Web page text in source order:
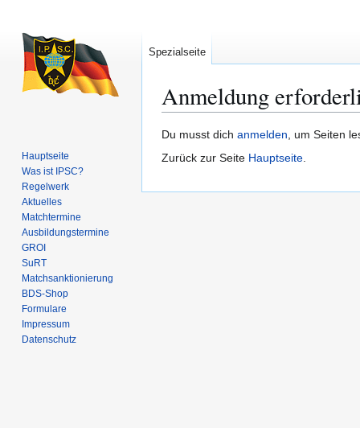
Anmeldung
Zur
Navigation
Zur
Suche
Du musst dich anmelden, um Seiten
Zurück zur Seite Hauptseite.
Spezialseite
Hauptseite
Was ist IPSC?
Regelwerk
Aktuelles
Matchtermine
Ausbildungs­termine
GROI
SuRT
Match­sanktionierung
BDS-Shop
Formulare
Impressum
Datenschutz